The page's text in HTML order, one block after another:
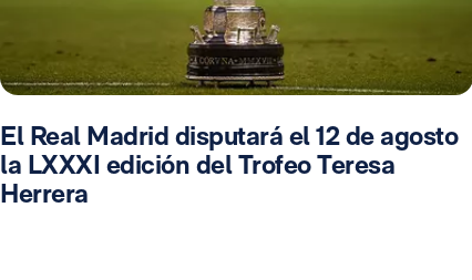
El Real Madrid disputará el 12 de agosto
la LXXXI edición del Trofeo Teresa
Herrera